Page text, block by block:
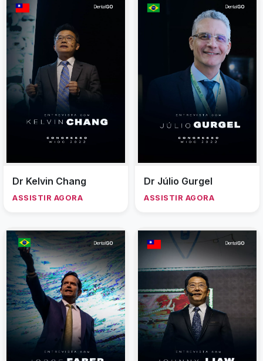
Dr Kelvin Chang
ASSISTIR AGORA
Dr Júlio Gurgel
ASSISTIR AGORA